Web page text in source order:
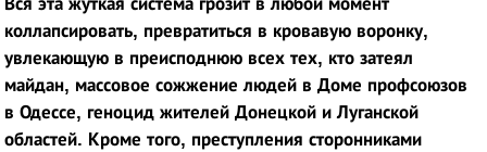
коллапсировать, превратиться в кровавую воронку,
увлекающую в преисподнюю всех тех, кто затеял
майдан, массовое сожжение людей в Доме профсоюзов
в Одессе, геноцид жителей Донецкой и Луганской
областей. Кроме того, преступления сторонниками